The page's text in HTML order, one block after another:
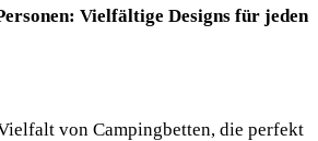
Vielfältige Designs für jeden
von Campingbetten, die perfekt